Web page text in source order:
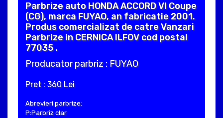
Parbrize auto HONDA ACCORD VI Coupe
(CG), marca FUYAO, an fabricatie 2001.
Produs comercializat de catre Vanzari
Parbrize in CERNICA ILFOV cod postal
77035 .
Producator parbriz : FUYAO
Pret : 360 Lei
Abrevieri parbrize:
P:Parbriz clar